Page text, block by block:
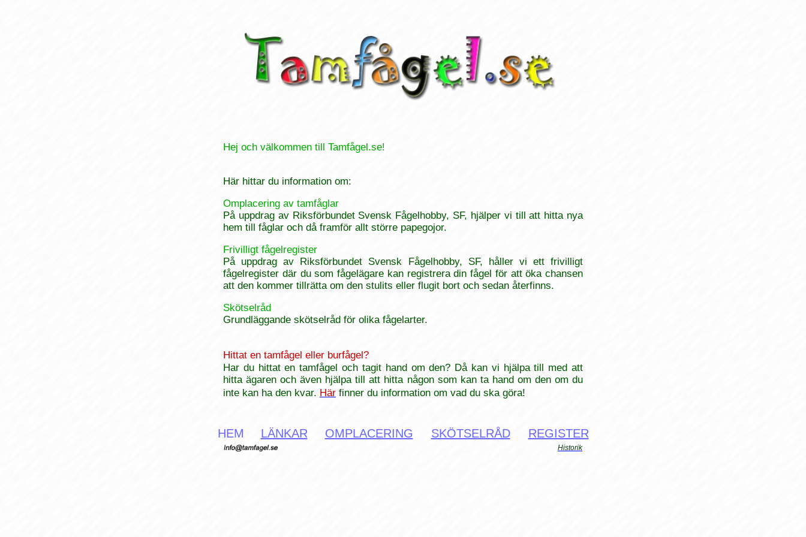
Hej och välkommen till Tamfågel.se!
Här hittar du information om:
Omplacering av tamfåglar
På uppdrag av Riksförbundet Svensk Fågelhobby, SF, hjälper vi till att hitta nya
hem till fåglar och då framför allt större papegojor.
Frivilligt fågelregister
På uppdrag av Riksförbundet Svensk Fågelhobby, SF, håller vi ett frivilligt
fågelregister där du som fågelägare kan registrera din fågel för att öka chansen
att den kommer tillrätta om den stulits eller flugit bort och sedan återfinns.
Skötselråd
Grundläggande skötselråd för olika fågelarter.
Hittat en tamfågel eller burfågel?
Har du hittat en tamfågel och tagit hand om den? Då kan vi hjälpa till med att
hitta ägaren och även hjälpa till att hitta någon som kan ta hand om den om du
inte kan ha den kvar. Här finner du information om vad du ska göra!
HEM LÄNKAR OMPLACERING SKÖTSELRÅD REGISTER
Historik